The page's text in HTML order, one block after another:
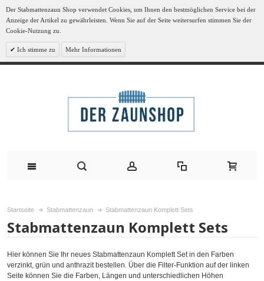
Der Stabmattenzaun Shop verwendet Cookies, um Ihnen den bestmöglichen Service bei der
Anzeige der Artikel zu gewährleisten. Wenn Sie auf der Seite weitersurfen stimmen Sie der
Cookie-Nutzung zu.
Ich stimme zu Mehr Informationen
Startseite Stabmattenzaun Stabmattenzaun Komplett Sets
Stabmattenzaun Komplett Sets
Hier können Sie Ihr neues Stabmattenzaun Komplett Set in den Farben
verzinkt, grün und anthrazit bestellen. Über die Filter-Funktion auf der linken
Seite können Sie die Farben, Längen und unterschiedlichen Höhen